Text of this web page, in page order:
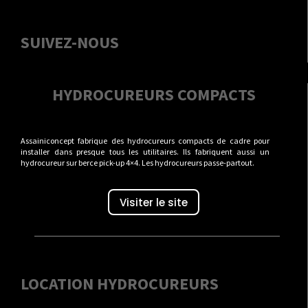
SUIVEZ-NOUS
HYDROCUREURS COMPACTS
Assainiconcept fabrique des hydrocureurs compacts de cadre pour
installer dans presque tous les utilitaires. Ils fabriquent aussi un
hydrocureur sur berce pick-up 4×4. Les hydrocureurs passe-partout.
Visiter le site
LOCATION HYDROCUREURS